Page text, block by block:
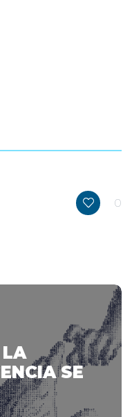
0
LA
SE